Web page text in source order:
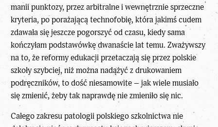
manii punktozy, przez arbitralne i wewnętrznie sprzeczne
kryteria, po porażającą technofobię, która jakimś cudem
zdawała się jeszcze pogorszyć od czasu, kiedy sama
kończyłam podstawówkę dwanaście lat temu. Zważywszy
na to, że reformy edukacji przetaczają się przez polskie
szkoły szybciej, niż można nadążyć z drukowaniem
podręczników, to dość niesamowite – jak wiele musiało
się zmienić, żeby tak naprawdę nie zmieniło się nic.
Całego zakresu patologii polskiego szkolnictwa nie